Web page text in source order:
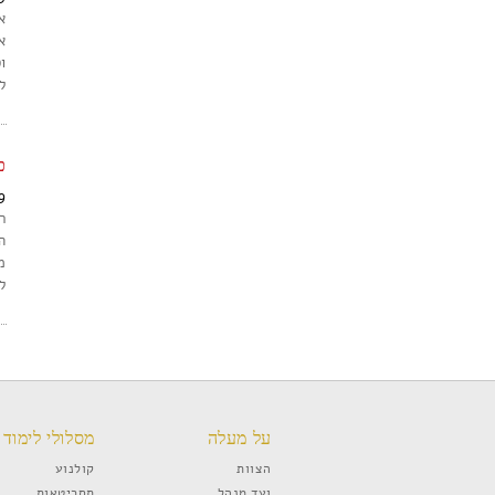
על מעלה
הצוות
מסלולי לימוד
קולנוע